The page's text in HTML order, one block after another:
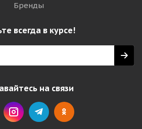
Бренды
всегда в курсе!
на связи